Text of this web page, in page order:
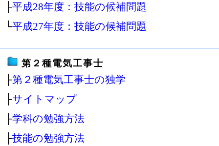
├平成28年度：技能の候補問題
└平成27年度：技能の候補問題
第２種電気工事士
├第２種電気工事士の独学
├サイトマップ
├学科の勉強方法
├技能の勉強方法